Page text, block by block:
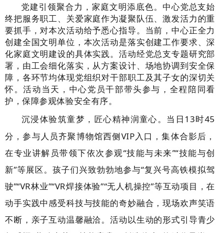
党建引领聚合力，家庭文明添底色。 中心党总支始
终把服务职工、关爱家庭作为凝聚队伍、激发活力的重
要抓手 ，对本次活动给予悉心指导。 当前，中心正全力
创建全国文明单位，本次活动是落实创建工作要求、深
化家庭文明建设的具体实践。 活动经党总支专题研究部
署，由工会细化落实，从方案设计、场地协调到安全保
障，各环节均体现党组织对干部职工及其子女的深切关
怀。活动当天，中心党员干部带头参与，全程陪同看
护，保障参观体验安全有序。
沉浸体验筑童梦 ，匠心精神润童心。 当日 13时45
分，参与人员齐聚博物馆西侧VIP入口，集体合影后，
在专业讲解员带领下依次参观“技能与未来”“技能与创
新”等展区。孩子们兴致勃勃地参与“复兴号高铁模拟驾
驶”“VR林业”“VR焊接体验”“无人机操控”等互动项目，在
动手实践中感受科技与技能的奇妙融合，现场欢声笑语
不断，亲子互动温馨融洽。活动以生动的形式引导青少